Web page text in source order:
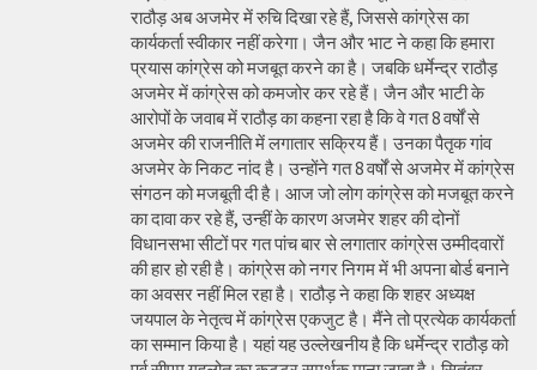
राठौड़ अब अजमेर में रुचि दिखा रहे हैं, जिससे कांग्रेस का
कार्यकर्ता स्वीकार नहीं करेगा। जैन और भाट ने कहा कि हमारा
प्रयास कांग्रेस को मजबूत करने का है। जबकि धर्मेन्द्र राठौड़
अजमेर में कांग्रेस को कमजोर कर रहे हैं। जैन और भाटी के
आरोपों के जवाब में राठौड़ का कहना रहा है कि वे गत 8 वर्षों से
अजमेर की राजनीति में लगातार सक्रिय हैं। उनका पैतृक गांव
अजमेर के निकट नांद है। उन्होंने गत 8 वर्षों से अजमेर में कांग्रेस
संगठन को मजबूती दी है। आज जो लोग कांग्रेस को मजबूत करने
का दावा कर रहे हैं, उन्हीं के कारण अजमेर शहर की दोनों
विधानसभा सीटों पर गत पांच बार से लगातार कांग्रेस उम्मीदवारों
की हार हो रही है। कांग्रेस को नगर निगम में भी अपना बोर्ड बनाने
का अवसर नहीं मिल रहा है। राठौड़ ने कहा कि शहर अध्यक्ष
जयपाल के नेतृत्व में कांग्रेस एकजुट है। मैंने तो प्रत्येक कार्यकर्ता
का सम्मान किया है। यहां यह उल्लेखनीय है कि धर्मेन्द्र राठौड़ को